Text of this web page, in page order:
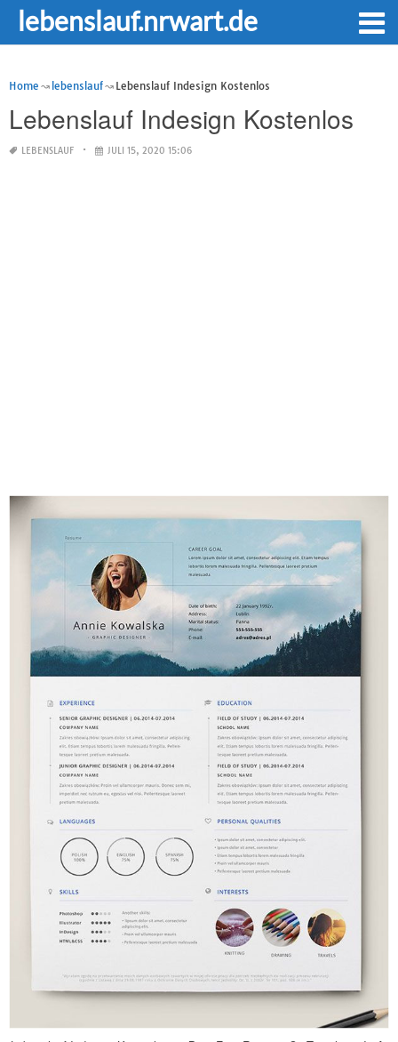
lebenslauf.nrwart.de
Home lebenslauf Lebenslauf Indesign Kostenlos
Lebenslauf Indesign Kostenlos
LEBENSLAUF JULI 15, 2020 15:06